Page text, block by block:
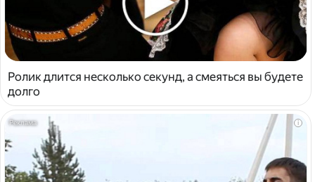
Ролик длится несколько секунд, а смеяться вы будете
долго
i